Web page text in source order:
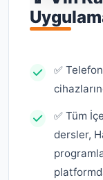
✅
✅ Tüm
dersler,